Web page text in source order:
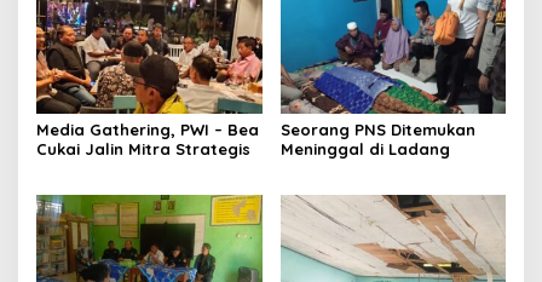
Media Gathering, PWI – Bea
Cukai Jalin Mitra Strategis
Seorang PNS Ditemukan
Meninggal di Ladang